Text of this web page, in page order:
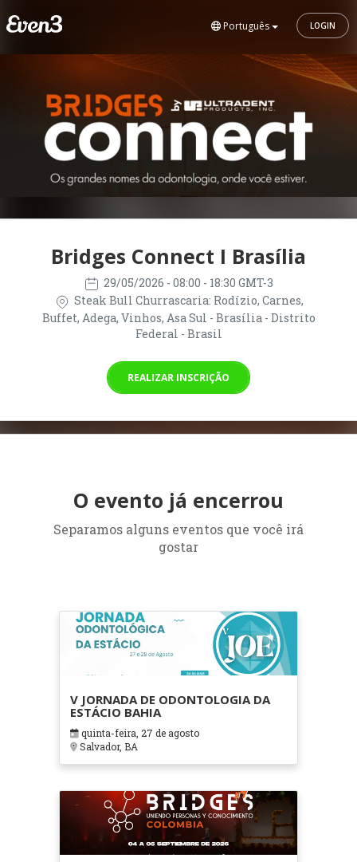
Português LOGIN
Bridges Connect I Brasília
29/05/2026 - 08:00 - 18:30 GMT-3
Steak Bull Churrascaria: Rodízio, Carnes,
Buffet, Adega, Vinhos, Asa Sul - Brasília - Distrito
Federal - Brasil
REALIZAR INSCRIÇÃO
O evento já encerrou
Separamos alguns eventos que você irá
gostar
V JORNADA DE ODONTOLOGIA DA
ESTÁCIO BAHIA
quinta-feira, 27 de agosto
Salvador, BA